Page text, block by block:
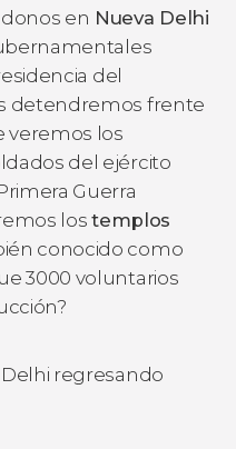
en Nueva Delhi
del
detendremos frente
veremos los
del ejército
Guerra
lostemplos
conocido como
3000 voluntarios
regresando